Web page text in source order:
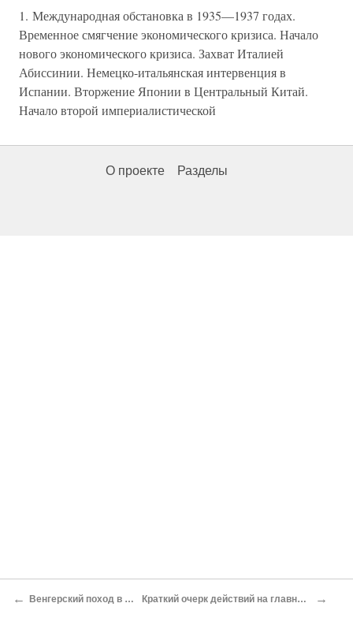
1. Международная обстановка в 1935—1937 годах.
Временное смягчение экономического кризиса. Начало
нового экономического кризиса. Захват Италией
Абиссинии. Немецко-итальянская интервенция в
Испании. Вторжение Японии в Центральный Китай.
Начало второй империалистической
О проекте Разделы
← Венгерский поход в 1849 г. Краткий очерк действий на главном театре →